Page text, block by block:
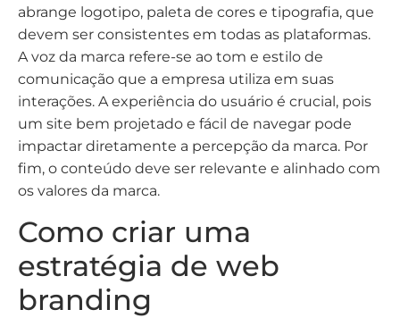
abrange logotipo, paleta de cores e tipografia, que
devem ser consistentes em todas as plataformas.
A voz da marca refere-se ao tom e estilo de
comunicação que a empresa utiliza em suas
interações. A experiência do usuário é crucial, pois
um site bem projetado e fácil de navegar pode
impactar diretamente a percepção da marca. Por
fim, o conteúdo deve ser relevante e alinhado com
os valores da marca.
Como criar uma
estratégia de web
branding